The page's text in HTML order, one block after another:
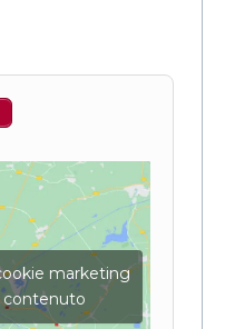
marketing
contenuto